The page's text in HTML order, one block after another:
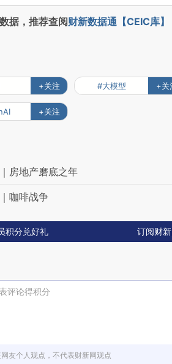
据，推荐查阅财新数据通【CEIC库】
+关注 #大模型 +关
+关注
房地产磨底之年
咖啡战争
积分兑好礼 订阅财
评论得积分
友个人观点，不代表财新网观点